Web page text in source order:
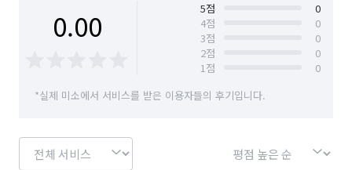
0.00 5점
0
4점
0
3점
0
2점
0
1점
0
*실제 미소에서 서비스를 받은 이용자들의 후기입니다.